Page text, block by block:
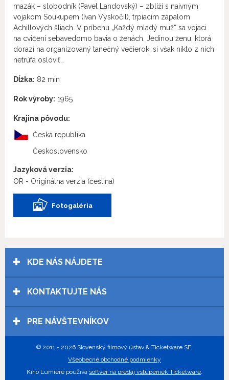
mazák – slobodník (Pavel Landovský) – zblíži s naivným
vojakom Soukupem (Ivan Vyskočil), trpiacim zápalom
Achillových šliach. V príbehu „Každý mladý muž“ sa vojaci
na cvičení sebavedomo bavia o ženách. Jedinou ženu, ktorá
dorazí na organizovaný tanečný večierok, si však nikto z nich
netrúfa osloviť…
Dĺžka: 82 min
Rok výroby: 1965
Krajina pôvodu:
Česká republika
Československo
Jazyková verzia:
OR - Originálna verzia (čeština)
Fotogaléria
KDE NÁS NÁJDETE
KONTAKTUJTE NÁS
PRE NÁVŠTEVNÍKOV
© 2011 - 2026 Slovenský filmový ústav & Ticketware SE.
Všeobecné obchodné podmienky
Kino Lumière používa softvér na predaj vstupeniek Ticketware